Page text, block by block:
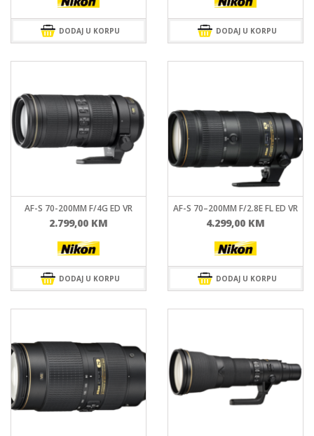
DODAJ U KORPU DODAJ U KORPU
AF-S 70-200MM F/4G ED VR
2.799,00 KM
DODAJ U KORPU
AF-S 70–200MM F/2.8E FL ED VR
4.299,00 KM
DODAJ U KORPU